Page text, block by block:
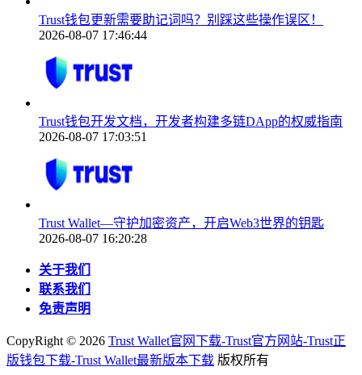
Trust钱包更新需要助记词吗？别踩这些操作误区！
2026-08-07 17:46:44
Trust钱包开发文档，开发者构建多链DApp的权威指南
2026-08-07 17:03:51
Trust Wallet—守护加密资产，开启Web3世界的钥匙
2026-08-07 16:20:28
关于我们
联系我们
免责声明
CopyRight © 2026 Trust Wallet官网下载-Trust官方网站-Trust正
版钱包下载-Trust Wallet最新版本下载 版权所有